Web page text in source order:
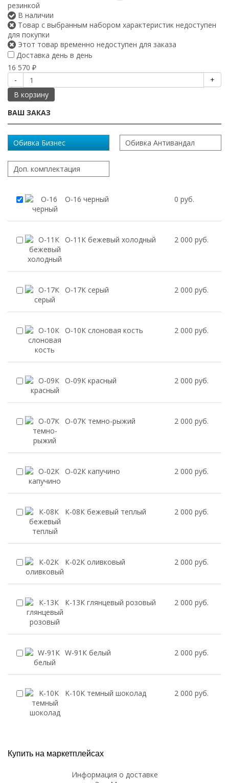
резинкой
В наличии
Товар с выбранным набором характеристик недоступен
для покупки
Этот товар временно недоступен для заказа
Доставка день в день
16 570 ₽
-
+
В корзину
ВАШ ЗАКАЗ
Обивка Бизнес Обивка Антивандал
Доп. комплектация
О-16 черный 0 руб.
О-11К бежевый холодный 2 000 руб.
О-17К серый 2 000 руб.
О-10К слоновая кость 2 000 руб.
О-09К красный 2 000 руб.
О-07К темно-рыжий 2 000 руб.
О-02К капучино 2 000 руб.
К-08К бежевый теплый 2 000 руб.
К-02К оливковый 2 000 руб.
К-13К глянцевый розовый 2 000 руб.
W-91К белый 2 000 руб.
K-10K темный шоколад 2 000 руб.
Купить на маркетплейсах
Информация о доставке